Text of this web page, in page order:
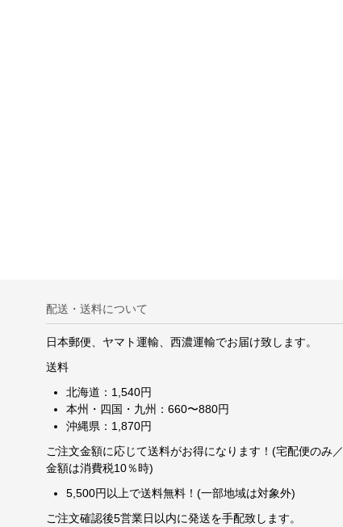
配送・送料について
日本郵便、ヤマト運輸、西濃運輸でお届け致します。
送料
北海道：1,540円
本州・四国・九州：660〜880円
沖縄県：1,870円
ご注文金額に応じて送料がお得になります！(宅配便のみ／
金額は消費税10％時)
5,500円以上で送料無料！(一部地域は対象外)
ご注文確認後5営業日以内に発送を手配致します。